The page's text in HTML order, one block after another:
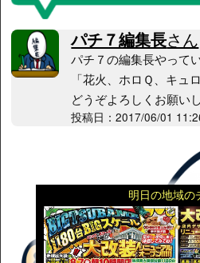
明日の地域の
パチ７編集長さん
パチ７の編集長やって
「花火、ホロＱ、キュ
どうぞよろしくお願いし
投稿日：2017/06/01